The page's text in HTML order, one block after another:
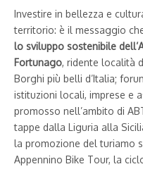
Investire in bellezza e
territorio: è il messaggio
lo sviluppo sostenibile
Fortunago, ridente località
Borghi più belli d’Italia;
istituzioni locali, imprese e
promosso nell’ambito di
tappe dalla Liguria alla
la promozione del turiamo
Appennino Bike Tour, la